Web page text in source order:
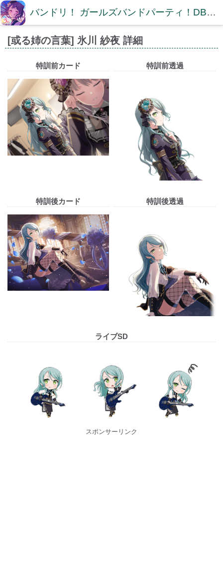
バンドリ！ ガールズバンドパーティ！DB【ガルパDB】
[或る姉の言葉] 氷川 紗夜 詳細
特訓前カード 特訓前透過
特訓後カード 特訓後透過
ライブSD
スポンサーリンク